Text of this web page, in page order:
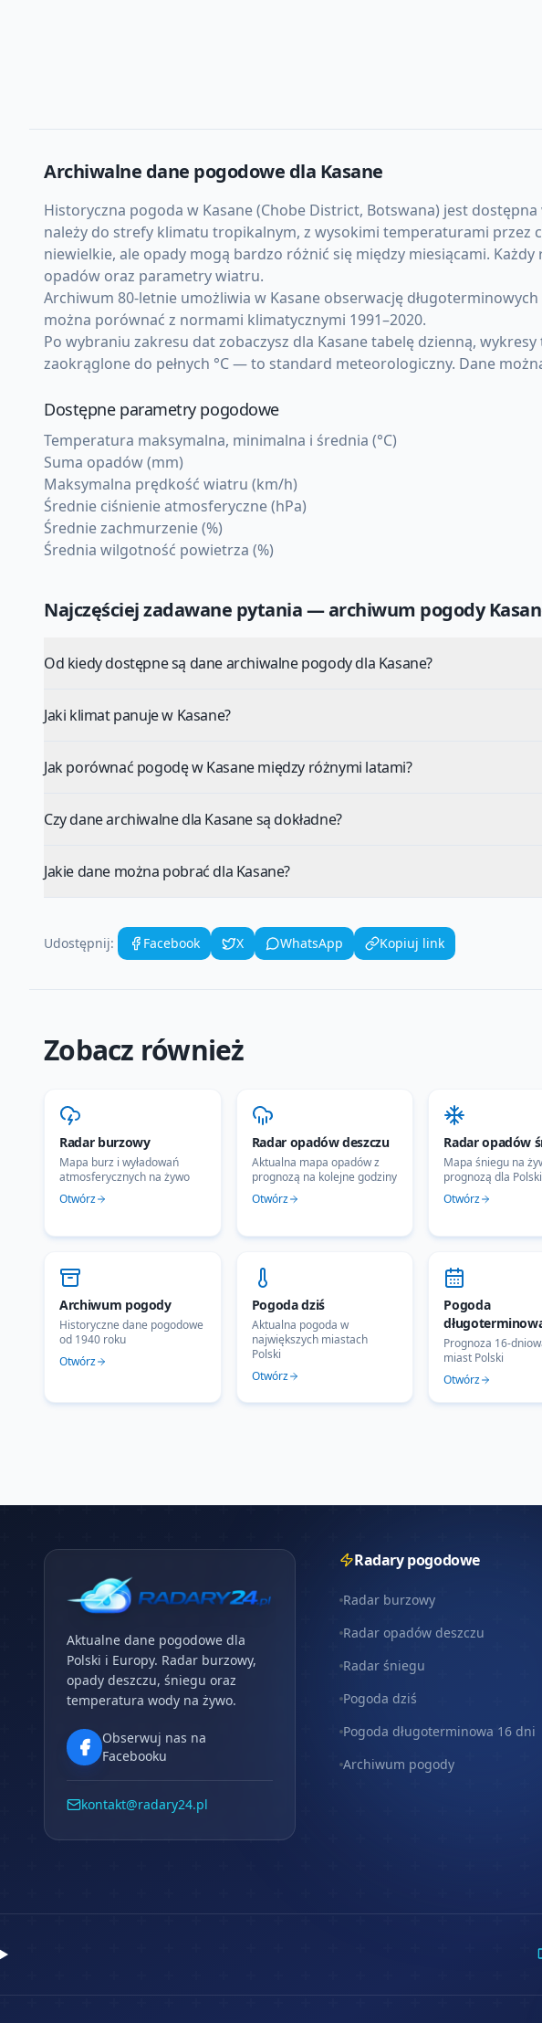
Archiwalne dane pogodowe dla Kasane
Historyczna pogoda w Kasane (Chobe District, Botswana) jest
należy do strefy klimatu tropikalnym, z wysokimi temperaturami przez
niewielkie, ale opady mogą bardzo różnić się między miesiącami.
opadów oraz parametry wiatru.
Archiwum 80-letnie umożliwia w Kasane obserwację
można porównać z normami klimatycznymi 1991–2020.
Po wybraniu zakresu dat zobaczysz dla Kasane tabelę dzienną,
zaokrąglone do pełnych °C — to standard meteorologiczny. Dane
Dostępne parametry pogodowe
Temperatura maksymalna, minimalna i średnia (°C)
Suma opadów (mm)
Maksymalna prędkość wiatru (km/h)
Średnie ciśnienie atmosferyczne (hPa)
Średnie zachmurzenie (%)
Średnia wilgotność powietrza (%)
Najczęściej zadawane pytania — archiwum pogody
Od kiedy dostępne są dane archiwalne pogody dla Kasane?
Jaki klimat panuje w Kasane?
Jak porównać pogodę w Kasane między różnymi latami?
Czy dane archiwalne dla Kasane są dokładne?
Jakie dane można pobrać dla Kasane?
Udostępnij: Facebook X WhatsApp Kopiuj link
Zobacz również
Radar burzowy
Mapa burz i wyładowań
atmosferycznych na żywo
Otwórz
Radar opadów deszczu
Aktualna mapa opadów z
prognozą na kolejne godziny
Otwórz
Radar opadów
Mapa śniegu na
prognozą dla
Otwórz
Archiwum pogody
Historyczne dane pogodowe
od 1940 roku
Otwórz
Pogoda dziś
Aktualna pogoda w
największych miastach
Polski
Otwórz
Pogoda
Prognoza 16-
miast Polski
Otwórz
Aktualne dane pogodowe dla
Polski i Europy. Radar burzowy,
opady deszczu, śniegu oraz
temperatura wody na żywo.
Obserwuj nas na
Facebooku
kontakt@radary24.pl
Radary pogodowe
Radar burzowy
Radar opadów deszczu
Radar śniegu
Pogoda dziś
Pogoda długoterminowa 16 dni
Archiwum pogody